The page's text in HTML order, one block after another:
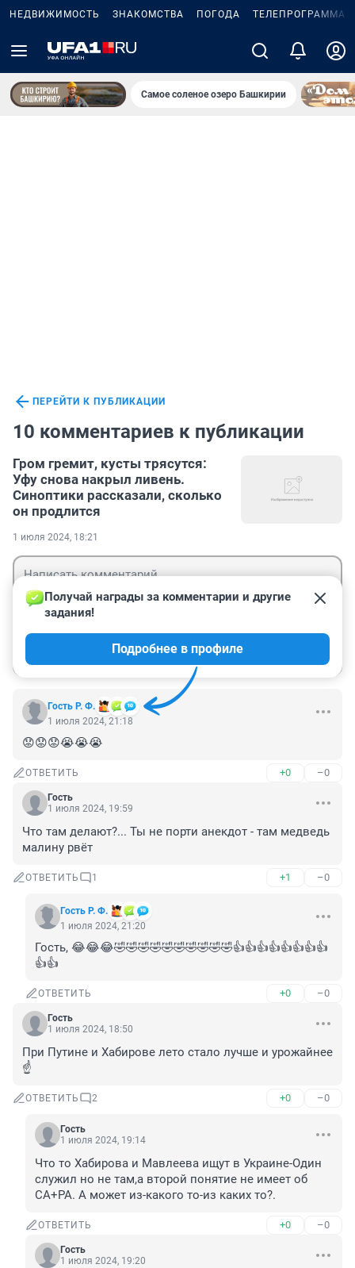
НЕДВИЖИМОСТЬ ЗНАКОМСТВА ПОГОДА ТЕЛЕПРОГРАММА
Самое соленое озеро Башкирии
ПЕРЕЙТИ К ПУБЛИКАЦИИ
10 комментариев к публикации
Гром гремит, кусты трясутся:
Уфу снова накрыл ливень.
Синоптики рассказали, сколько
он продлится
1 июля 2024, 18:21
Гость Р. Ф.
Получай награды за комментарии и другие
задания!
Подробнее в профиле
1 июля 2024, 21:18
😟😟😟😭😭😭
ОТВЕТИТЬ +0 –0
Гость
1 июля 2024, 19:59
Что там делают?... Ты не порти анекдот - там медведь
малину рвёт
ОТВЕТИТЬ 1 +1 –0
Гость Р. Ф.
1 июля 2024, 21:20
Гость, 😂😂😂🤣🤣🤣🤣🤣🤣🤣🤣🤣🤣👍👍👍👍👍👍👍👍
👍👍
ОТВЕТИТЬ +0 –0
Гость
1 июля 2024, 18:50
При Путине и Хабирове лето стало лучше и урожайнее
☝️
ОТВЕТИТЬ 2 +0 –0
Гость
1 июля 2024, 19:14
Что то Хабирова и Мавлеева ищут в Украине-Один
служил но не там,а второй понятие не имеет об
СА+РА. А может из-какого то-из каких то?.
ОТВЕТИТЬ +0 –0
Гость
1 июля 2024, 19:20